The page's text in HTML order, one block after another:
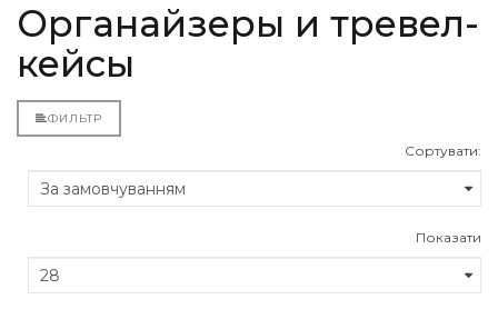
Органайзеры и тревел-
кейсы
ФИЛЬТР
Сортувати:
Показати